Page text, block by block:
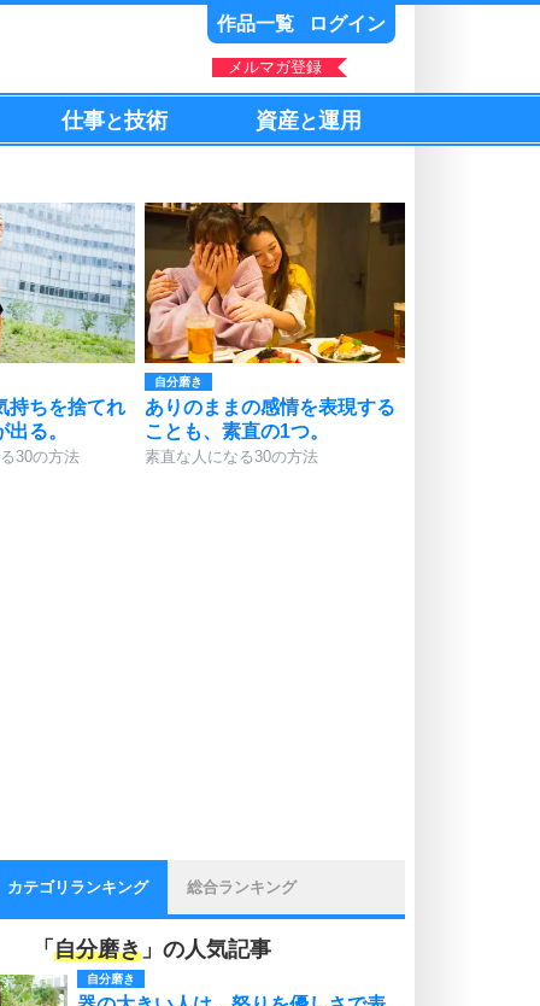
作品一覧 ログイン
メルマガ登録
仕事と技術 資産と運用
持ちを捨てれ
る。
30の方法
自分磨き
ありのままの感情を表現する
ことも、素直の1つ。
素直な人になる30の方法
カテゴリランキング 総合ランキング
「 自分磨き 」の人気記事
自分磨き